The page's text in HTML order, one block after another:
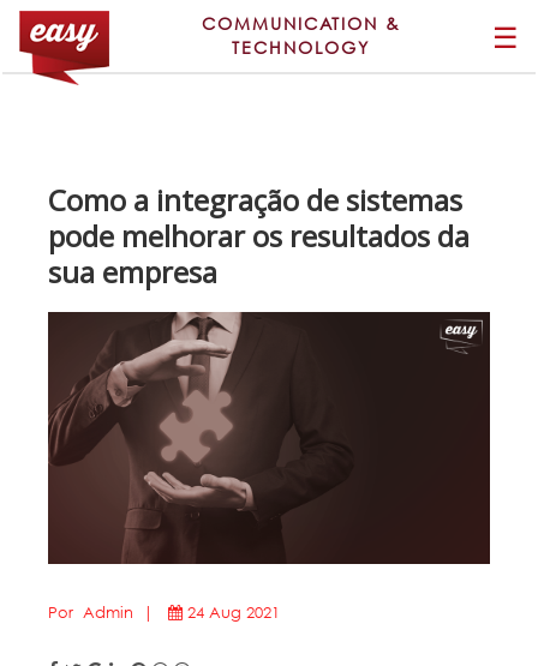
COMMUNICATION &
TECHNOLOGY
☰
Como a integração de sistemas
pode melhorar os resultados da
sua empresa
Por Admin | 24 Aug 2021